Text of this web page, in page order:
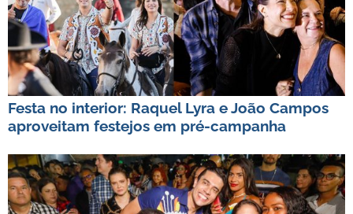
Festa no interior: Raquel Lyra e João Campos
aproveitam festejos em pré-campanha